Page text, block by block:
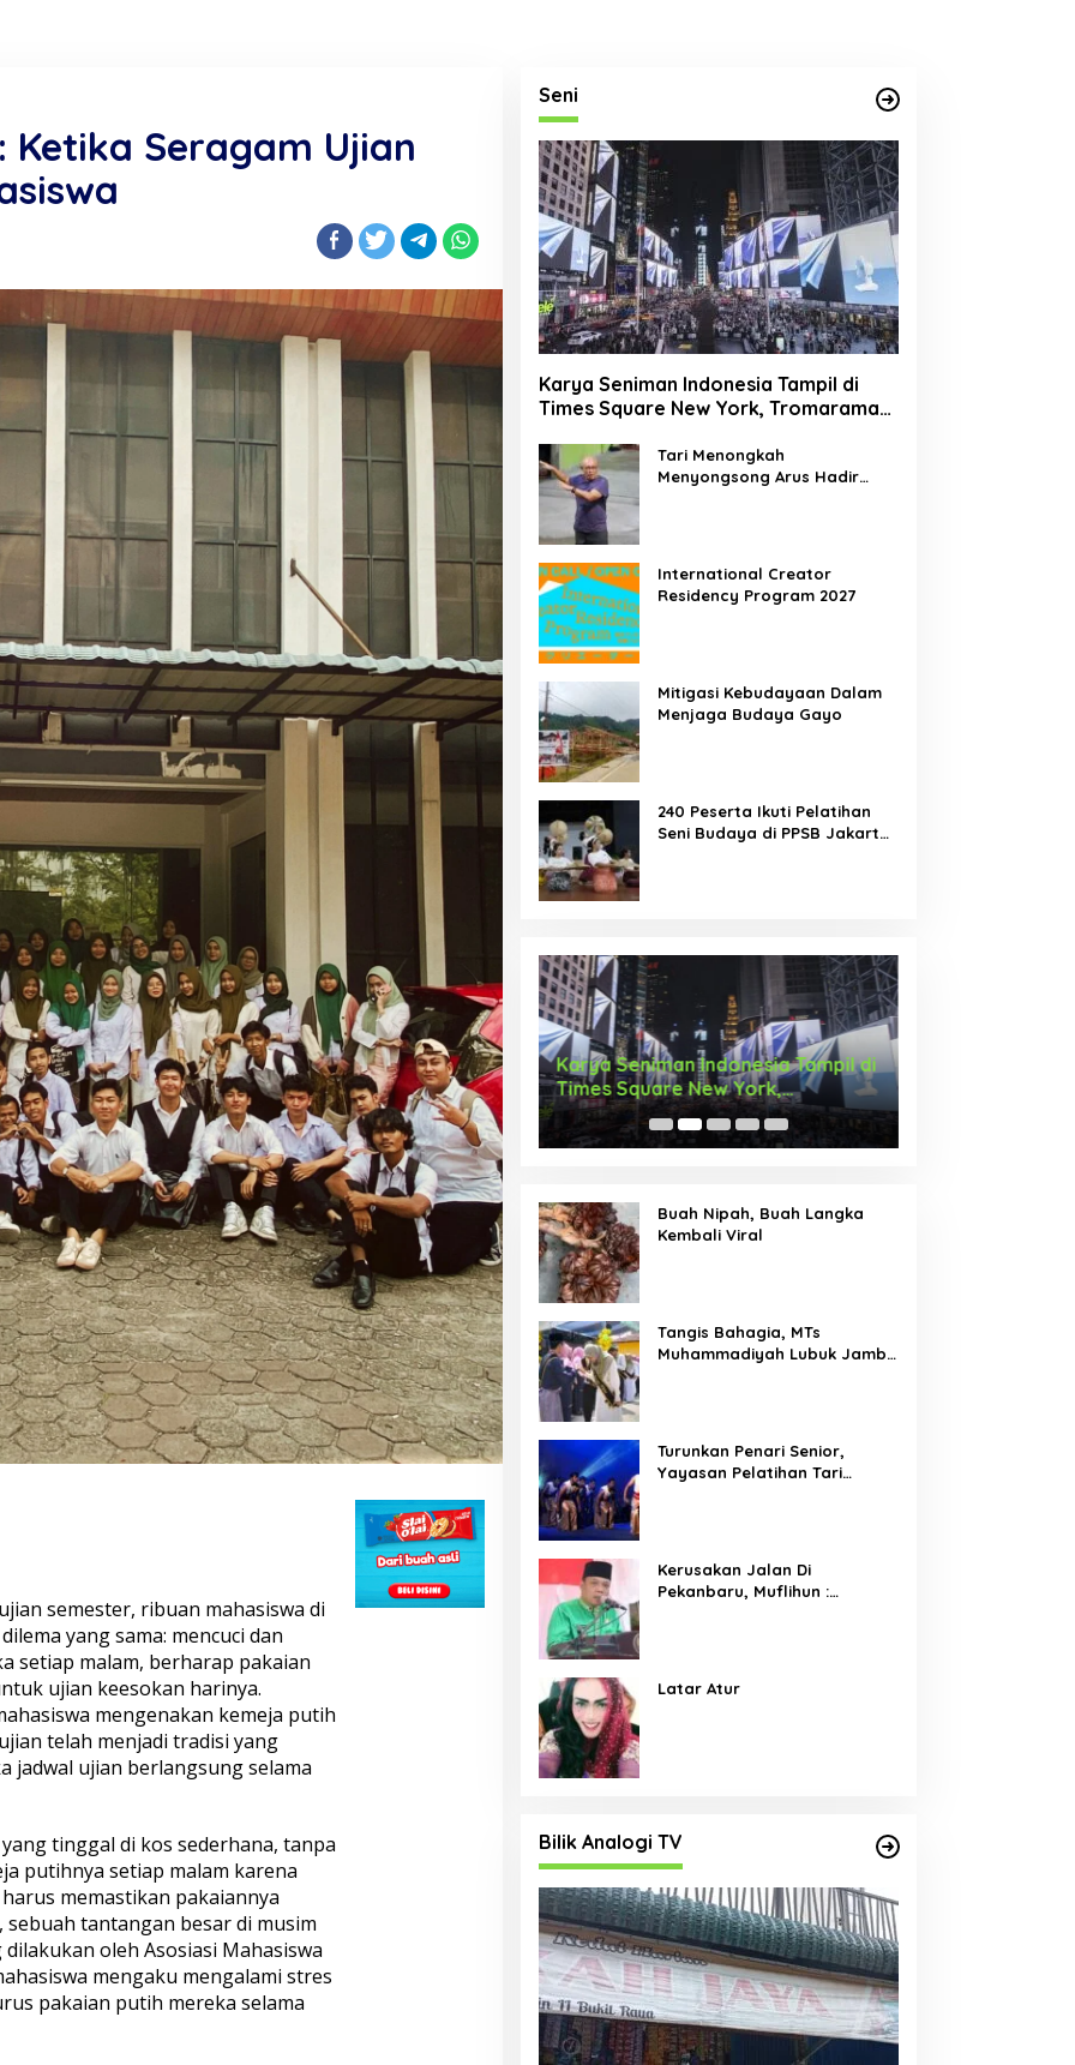
Seragam Ujian
semester, ribuan mahasiswa di
yang sama: mencuci dan
setiap malam, berharap pakaian
ujian keesokan harinya.
mengenakan kemeja putih
telah menjadi tradisi yang
jadwal ujian berlangsung selama
tinggal di kos sederhana, tanpa
putihnya setiap malam karena
memastikan pakaiannya
tantangan besar di musim
oleh Asosiasi Mahasiswa
mengaku mengalami stres
pakaian putih mereka selama
Seni
Karya Seniman Indonesia Tampil di
Times Square New York, Tromarama
Tari Menongkah
Menyongsong Arus Hadir
International Creator
Residency Program 2027
Mitigasi Kebudayaan Dalam
Menjaga Budaya Gayo
240 Peserta Ikuti Pelatihan
Seni Budaya di PPSB Jakarta
DUA PENCURI GASAK WARUNG
KELONTONG, RUGI JUTAAN
RUPIAH.
Karya Seniman Indonesia Tampil di
Times Square New York,
Tromarama Harumkan Nama
Bangsa
Buah Nipah, Buah Langka
Kembali Viral
Tangis Bahagia, MTs
Muhammadiyah Lubuk Jambi
Turunkan Penari Senior,
Yayasan Pelatihan Tari
Kerusakan Jalan Di
Pekanbaru, Muflihun :
Latar Atur
Bilik Analogi TV